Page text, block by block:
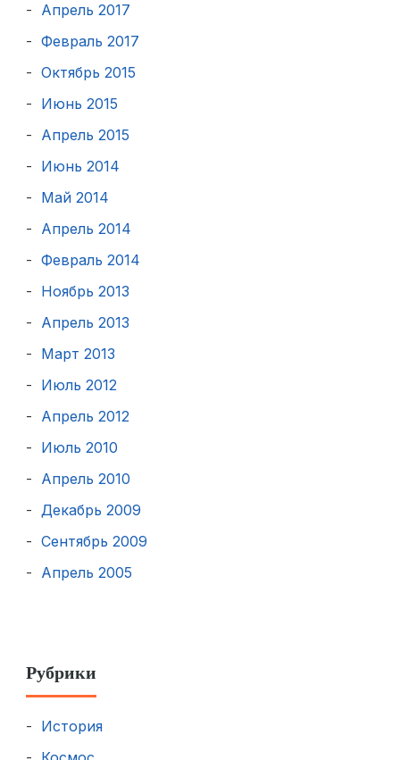
Апрель 2017
Февраль 2017
Октябрь 2015
Июнь 2015
Апрель 2015
Июнь 2014
Май 2014
Апрель 2014
Февраль 2014
Ноябрь 2013
Апрель 2013
Март 2013
Июль 2012
Апрель 2012
Июль 2010
Апрель 2010
Декабрь 2009
Сентябрь 2009
Апрель 2005
Рубрики
История